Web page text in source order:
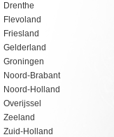
Drenthe
Flevoland
Friesland
Gelderland
Groningen
Noord-Brabant
Noord-Holland
Overijssel
Zeeland
Zuid-Holland